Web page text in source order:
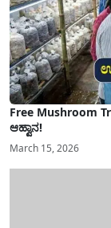
Free Mushroom
ಆಹ್ವಾನ!
March 15, 2026